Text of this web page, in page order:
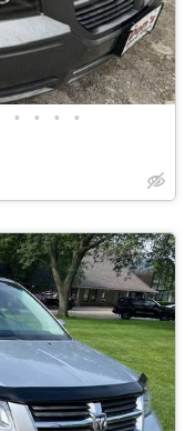
• • • •